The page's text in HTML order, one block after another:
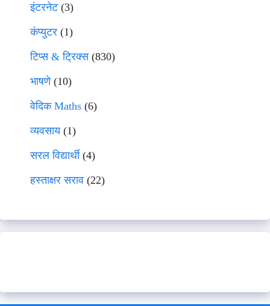
इंटरनेट(3)
कंप्युटर (1)
टिप्स & ट्रिक्स(830)
भाषणे(10)
वेदिक Maths (6)
व्यवसाय(1)
सरल विद्यार्थी(4)
हस्ताक्षर सराव (22)